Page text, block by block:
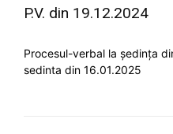
P.V. din 19.12.2024
Procesul-verbal la ședința
sedinta din 16.01.2025